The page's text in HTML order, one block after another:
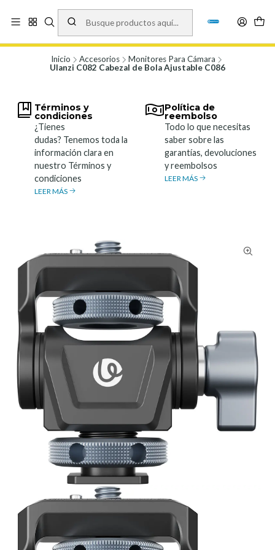
Vísita nuestro local en Los Agustinos 5478, Ñuñoa. Lunes a Viernes 9.30 a
19.00, Sábados 10:00 a 19:00 y Domingos de 10:00 a 17:00
Inicio Accesorios
Monitores Para Cámara
Ulanzi C082 Cabezal de Bola Ajustable C086
Términos y
condiciones
¿Tienes
dudas? Tenemos toda la
información clara en
nuestro Términos y
condiciones
LEER MÁS
Política de
reembolso
Todo lo que necesitas
saber sobre las
garantías, devoluciones
y reembolsos
LEER MÁS